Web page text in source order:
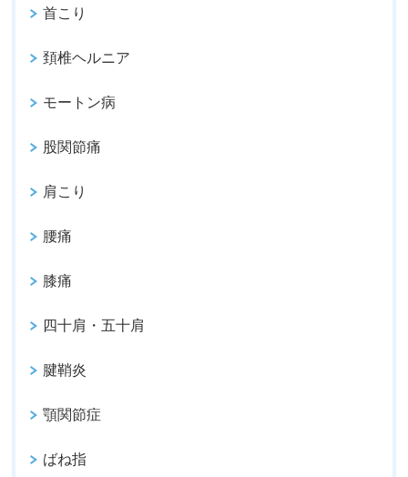
首こり
頚椎ヘルニア
モートン病
股関節痛
肩こり
腰痛
膝痛
四十肩・五十肩
腱鞘炎
顎関節症
ばね指